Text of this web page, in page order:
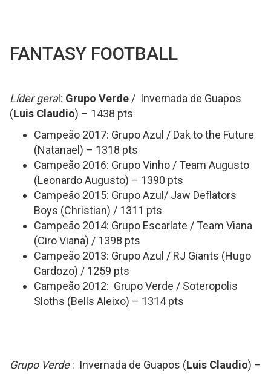
FANTASY FOOTBALL
Líder geral: Grupo Verde / Invernada de Guapos
(Luis Claudio) – 1438 pts
Campeão 2017: Grupo Azul / Dak to the Future
(Natanael) – 1318 pts
Campeão 2016: Grupo Vinho / Team Augusto
(Leonardo Augusto) – 1390 pts
Campeão 2015: Grupo Azul/ Jaw Deflators
Boys (Christian) / 1311 pts
Campeão 2014: Grupo Escarlate / Team Viana
(Ciro Viana) / 1398 pts
Campeão 2013: Grupo Azul / RJ Giants (Hugo
Cardozo) / 1259 pts
Campeão 2012: Grupo Verde / Soteropolis
Sloths (Bells Aleixo) – 1314 pts
Grupo Verde: Invernada de Guapos (Luis Claudio) –